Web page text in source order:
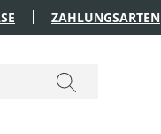
ZAHLUNGSARTEN